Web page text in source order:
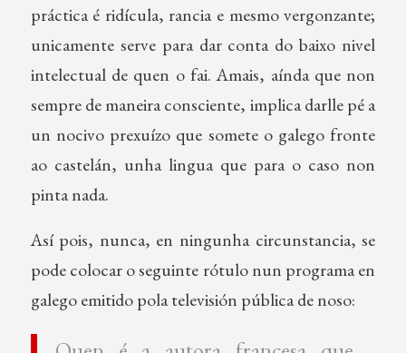
práctica é ridícula, rancia e mesmo vergonzante;
unicamente serve para dar conta do baixo nivel
intelectual de quen o fai. Amais, aínda que non
sempre de maneira consciente, implica darlle pé a
un nocivo prexuízo que somete o galego fronte
ao castelán, unha lingua que para o caso non
pinta nada.
Así pois, nunca, en ningunha circunstancia, se
pode colocar o seguinte rótulo nun programa en
galego emitido pola televisión pública de noso: